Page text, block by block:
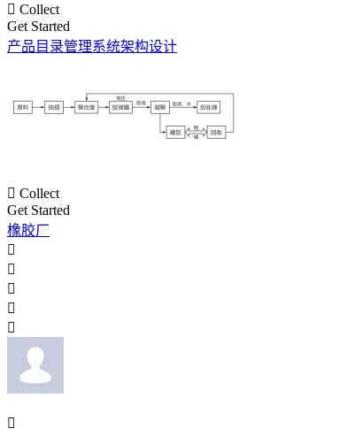
 Collect
Get Started
产品目录管理系统架构设计
 Collect
Get Started
橡胶厂





